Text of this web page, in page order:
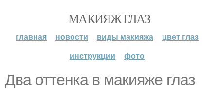
МАКИЯЖ ГЛАЗ
главная новости виды макияжа
цвет глаз
инструкции
фото
Два оттенка в макияже глаз